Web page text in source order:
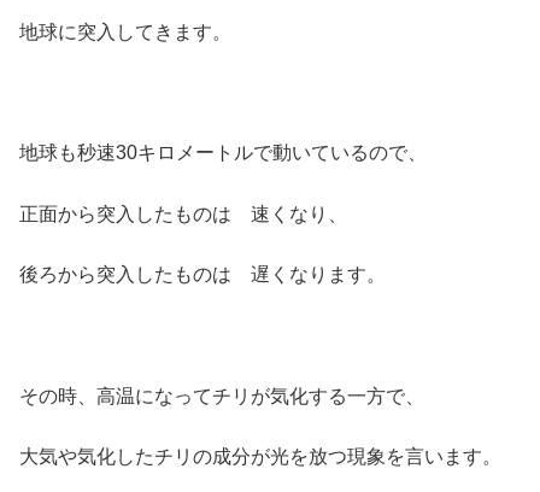
地球に突入してきます。
地球も秒速30キロメートルで動いているので、
正面から突入したものは 速くなり、
後ろから突入したものは 遅くなります。
その時、高温になってチリが気化する一方で、
大気や気化したチリの成分が光を放つ現象を言います。